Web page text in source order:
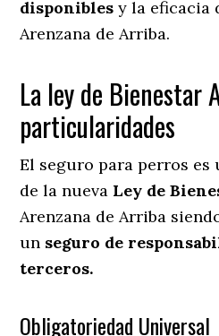
disponibles y la eficacia
Arenzana de Arriba.
La ley de Bienestar
particularidades
El seguro para perros
de la nueva Ley de
Arenzana de Arriba
un seguro de
terceros.
Obligatoriedad Universal